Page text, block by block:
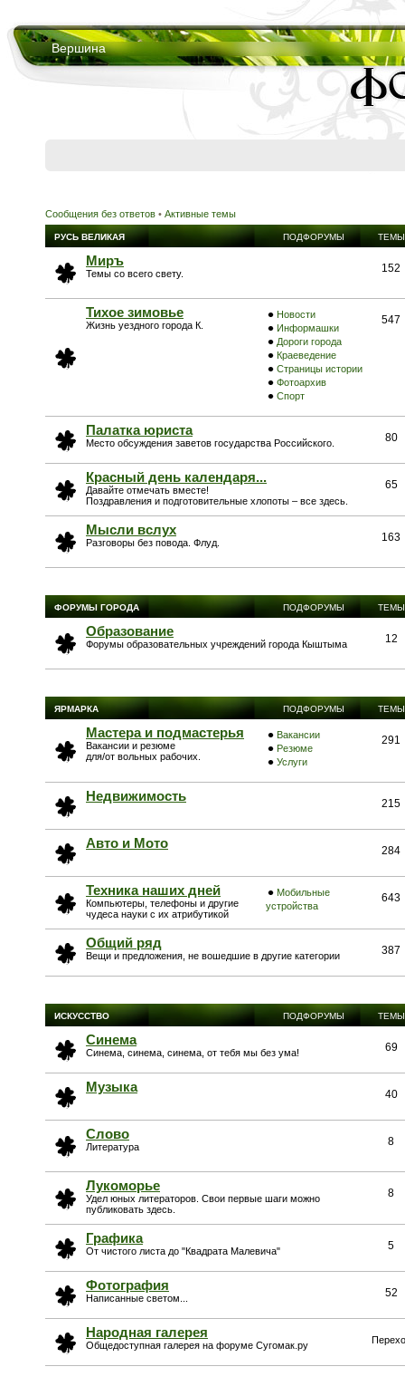
Вершина
Сообщения без ответов • Активные темы
РУСЬ ВЕЛИКАЯ ПОДФОРУМЫ ТЕМЫ
Миръ
Темы со всего свету. 152
Тихое зимовье
Жизнь уездного города К.
Новости
Информашки
Дороги города
Краеведение
Страницы истории
Фотоархив
Спорт
547
Палатка юриста
Место обсуждения заветов государства Российского. 80
Красный день календаря...
Давайте отмечать вместе!
Поздравления и подготовительные хлопоты – все здесь.
65
Мысли вслух
Разговоры без повода. Флуд. 163
ФОРУМЫ ГОРОДА ПОДФОРУМЫ ТЕМЫ
Образование
Форумы образовательных учреждений города Кыштыма 12
ЯРМАРКА ПОДФОРУМЫ ТЕМЫ
Мастера и подмастерья
Вакансии и резюме
для/от вольных рабочих.
Вакансии
Резюме
Услуги
291
Недвижимость 215
Авто и Мото 284
Техника наших дней
Компьютеры, телефоны и другие
чудеса науки с их атрибутикой
Мобильные
устройства
643
Общий ряд
Вещи и предложения, не вошедшие в другие категории 387
ИСКУССТВО ПОДФОРУМЫ ТЕМЫ
Синема
Синема, синема, синема, от тебя мы без ума! 69
Музыка 40
Слово
Литература 8
Лукоморье
Удел юных литераторов. Свои первые шаги можно
публиковать здесь.
8
Графика
От чистого листа до "Квадрата Малевича" 5
Фотография
Написанные светом... 52
Народная галерея
Общедоступная галерея на форуме Сугомак.ру